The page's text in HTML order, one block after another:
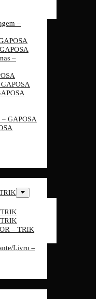
–
–
GAPOSA
– TRIK
Livro –